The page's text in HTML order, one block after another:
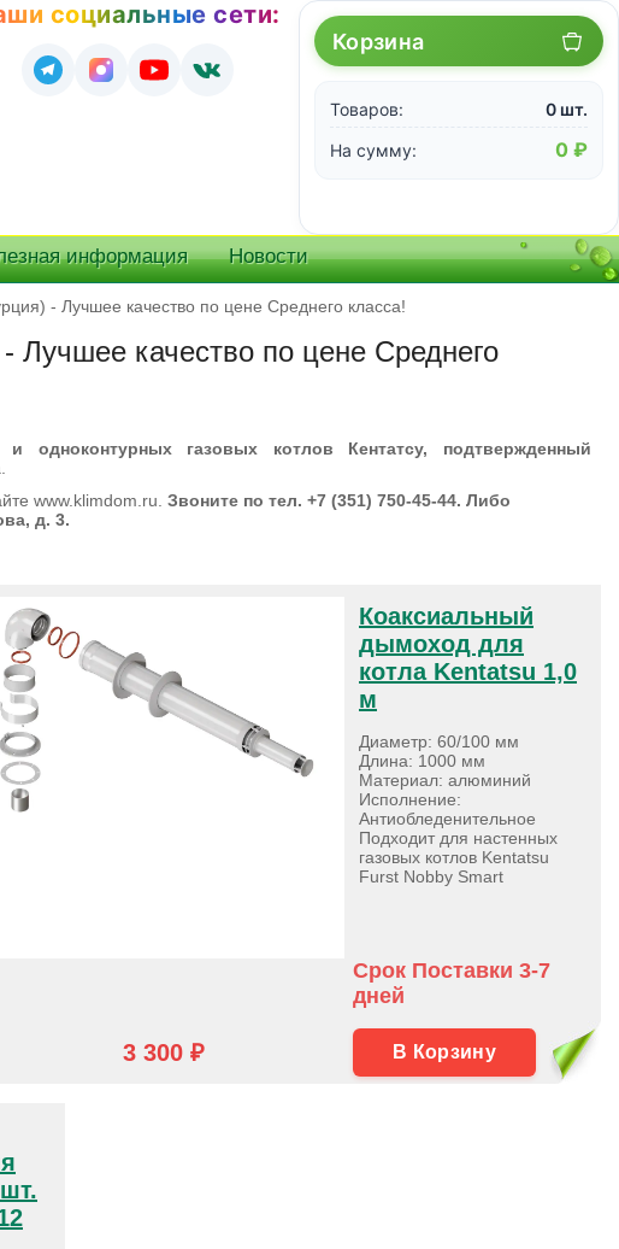
социальные сети:
Корзина
Товаров:
0 шт.
На сумму:
0 ₽
информация Новости
- Лучшее качество по цене Среднего класса!
Лучшее качество по цене Среднего
газовых котлов Кентатсу, подтвержденный
www.klimdom.ru. Звоните по тел. +7 (351) 750-45-44. Либо
д. 3.
Коаксиальный
дымоход для
котла Kentatsu 1,0
м
Диаметр: 60/100 мм
Длина: 1000 мм
Материал: алюминий
Исполнение:
Антиобледенительное
Подходит для настенных
газовых котлов Kentatsu
Furst Nobby Smart
Срок Поставки 3-7
дней
3 300 ₽ В Корзину